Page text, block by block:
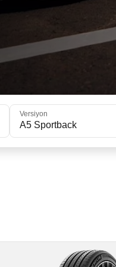
Versiyon
A5 Sportback